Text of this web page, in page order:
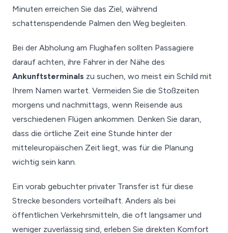
Minuten erreichen Sie das Ziel, während
schattenspendende Palmen den Weg begleiten.
Bei der Abholung am Flughafen sollten Passagiere
darauf achten, ihre Fahrer in der Nähe des
Ankunftsterminals zu suchen, wo meist ein Schild mit
Ihrem Namen wartet. Vermeiden Sie die Stoßzeiten
morgens und nachmittags, wenn Reisende aus
verschiedenen Flügen ankommen. Denken Sie daran,
dass die örtliche Zeit eine Stunde hinter der
mitteleuropäischen Zeit liegt, was für die Planung
wichtig sein kann.
Ein vorab gebuchter privater Transfer ist für diese
Strecke besonders vorteilhaft. Anders als bei
öffentlichen Verkehrsmitteln, die oft langsamer und
weniger zuverlässig sind, erleben Sie direkten Komfort